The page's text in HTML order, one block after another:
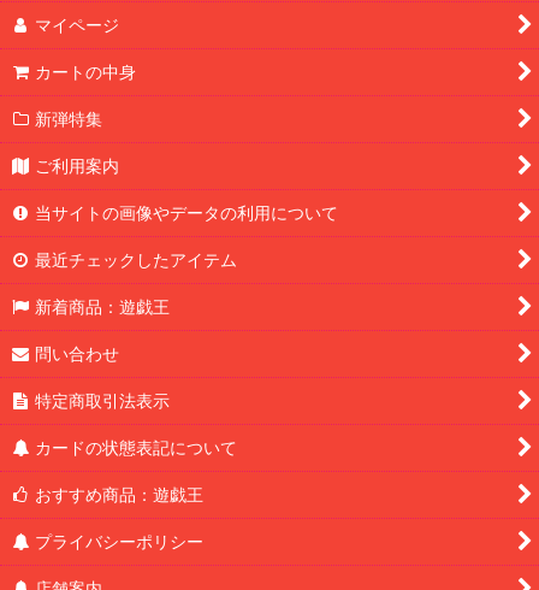
マイページ
カートの中身
新弾特集
ご利用案内
当サイトの画像やデータの利用について
最近チェックしたアイテム
新着商品：遊戯王
問い合わせ
特定商取引法表示
カードの状態表記について
おすすめ商品：遊戯王
プライバシーポリシー